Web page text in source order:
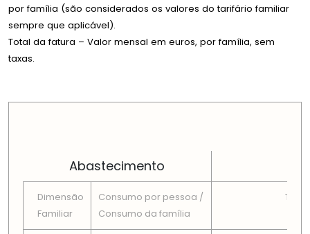
por família (são considerados os valores do tarifário familiar
sempre que aplicável).
Total da fatura – Valor mensal em euros, por família, sem
taxas.
Abastecimento
Dimensão
Familiar
Consumo por pessoa /
Consumo da famí­lia
Tarifa